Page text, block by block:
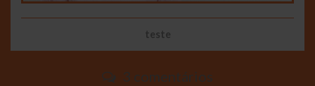
teste
3 comentários